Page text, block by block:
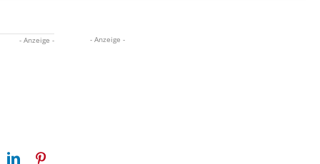
- Anzeige - - Anzeige -